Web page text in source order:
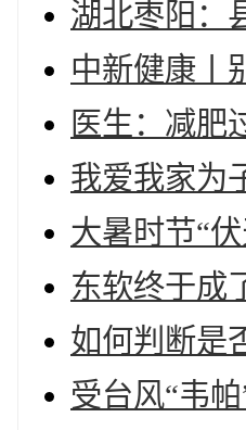
湖北枣阳：
中新健康丨
医生：减肥
我爱我家为
大暑时节“
东软终于成
如何判断是
受台风“韦